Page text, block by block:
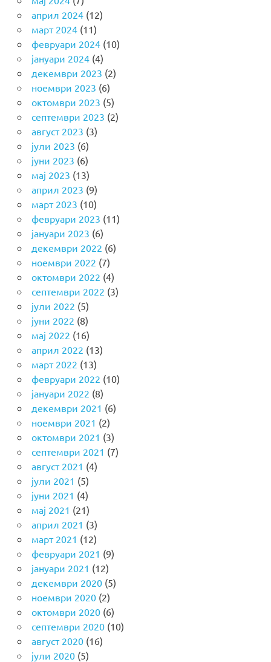
април 2024(12)
март 2024(11)
февруари 2024(10)
јануари 2024(4)
декември 2023 (2)
ноември 2023 (6)
октомври 2023 (5)
септември 2023 (2)
август 2023 (3)
јули 2023 (6)
јуни 2023 (6)
мај 2023 (13)
април 2023 (9)
март 2023 (10)
февруари 2023 (11)
јануари 2023 (6)
декември 2022 (6)
ноември 2022 (7)
октомври 2022 (4)
септември 2022 (3)
јули 2022 (5)
јуни 2022 (8)
мај 2022 (16)
април 2022 (13)
март 2022 (13)
февруари 2022 (10)
јануари 2022 (8)
декември 2021 (6)
ноември 2021 (2)
октомври 2021 (3)
септември 2021 (7)
август 2021 (4)
јули 2021 (5)
јуни 2021 (4)
мај 2021 (21)
април 2021 (3)
март 2021 (12)
февруари 2021 (9)
јануари 2021 (12)
декември 2020(5)
ноември 2020(2)
октомври 2020(6)
септември 2020(10)
август 2020(16)
јули 2020(5)